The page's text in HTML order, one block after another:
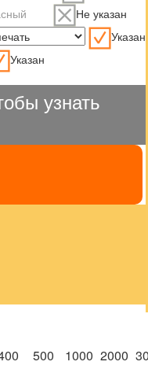
Не указан
Указан
Указан
узнать
500 1000 2000